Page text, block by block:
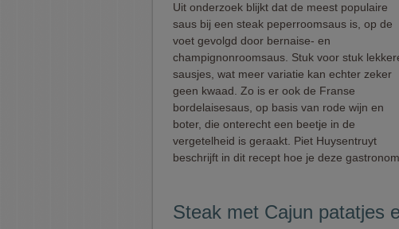
Uit onderzoek blijkt dat de meest populaire
saus bij een steak peperroomsaus is, op de
voet gevolgd door bernaise- en
champignonroomsaus. Stuk voor stuk
sausjes, wat meer variatie kan echter zeker
geen kwaad. Zo is er ook de Franse
bordelaisesaus, op basis van rode wijn en
boter, die onterecht een beetje in de
vergetelheid is geraakt. Piet Huysentruyt
beschrijft in dit recept hoe je deze
Steak met Cajun patatjes